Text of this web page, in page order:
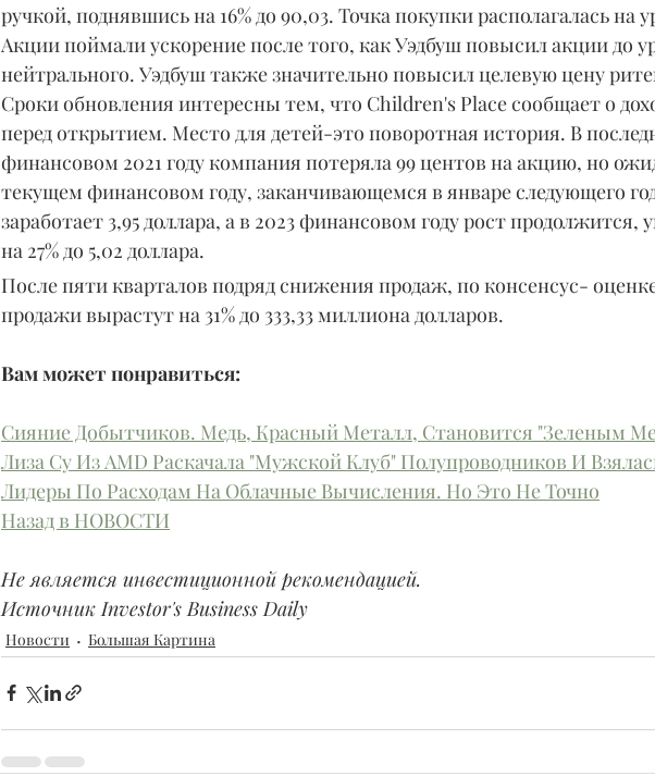
ручкой, поднявшись на 16% до 90,03. Точка покупки располагалась на
Акции поймали ускорение после того, как Уэдбуш повысил акции до
нейтрального. Уэдбуш также значительно повысил целевую цену
Сроки обновления интересны тем, что Children's Place сообщает о
перед открытием. Место для детей-это поворотная история. В
финансовом 2021 году компания потеряла 99 центов на акцию, но
текущем финансовом году, заканчивающемся в январе следующего
заработает 3,95 доллара, а в 2023 финансовом году рост продолжится,
на 27% до 5,02 доллара.
После пяти кварталов подряд снижения продаж, по консенсус-
продажи вырастут на 31% до 333,33 миллиона долларов.
Вам может понравиться:
Сияние Добытчиков. Медь, Красный Металл, Становится "Зеленым
Лиза Су Из AMD Раскачала "Мужской Клуб" Полупроводников И
Лидеры По Расходам На Облачные Вычисления. Но Это Не Точно
Назад в НОВОСТИ
Не является инвестиционной рекомендацией.
Источник Investor's Business Daily
Новости Большая Картина